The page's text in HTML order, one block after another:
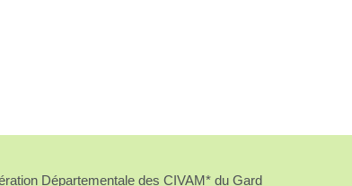
Départementale des CIVAM* du Gard